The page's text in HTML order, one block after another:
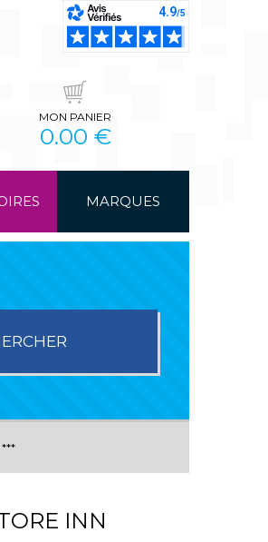
MON PANIER
0.00 €
MARQUES
***
INN